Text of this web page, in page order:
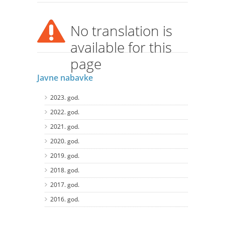
No translation is
available for this
page
Javne nabavke
2023. god.
2022. god.
2021. god.
2020. god.
2019. god.
2018. god.
2017. god.
2016. god.